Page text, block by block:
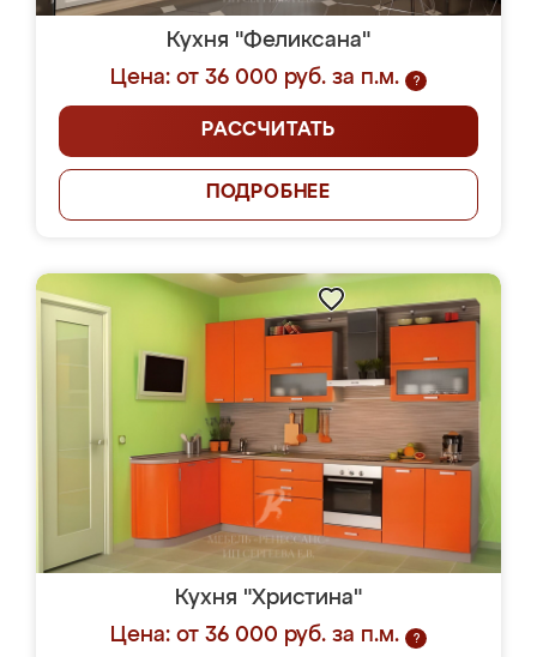
Кухня "Феликсана"
Цена: от 36 000 руб. за п.м.
?
РАССЧИТАТЬ
ПОДРОБНЕЕ
Кухня "Христина"
Цена: от 36 000 руб. за п.м.
?